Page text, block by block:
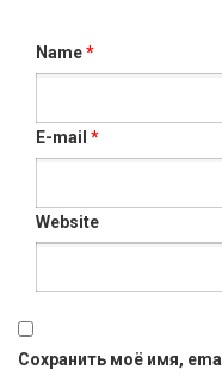
Name*
E-mail *
Website
Сохранить моё имя,